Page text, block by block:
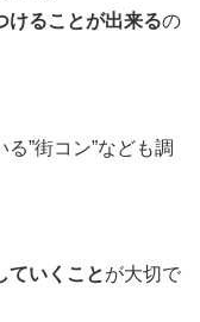
けることが出来るの
”街コン”なども調
ていくことが大切で